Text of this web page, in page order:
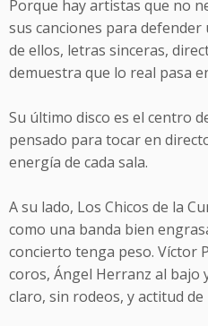
Porque hay artistas que no
sus canciones para defender
de ellos, letras sinceras,
demuestra que lo real pasa
Su último disco es el centro
pensado para tocar en
energía de cada sala.
A su lado, Los Chicos de la
como una banda bien
concierto tenga peso. Víctor
coros, Ángel Herranz al bajo
claro, sin rodeos, y actitud